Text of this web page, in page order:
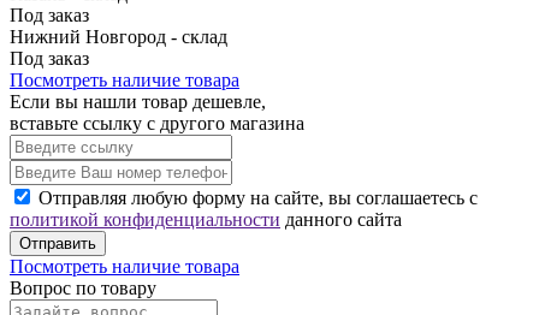
Под заказ
Нижний Новгород - склад
Под заказ
Посмотреть наличие товара
Если вы нашли товар дешевле,
вставьте ссылку с другого магазина
Отправляя любую форму на сайте, вы соглашаетесь с
политикой конфиденциальности данного сайта
Отправить
Посмотреть наличие товара
Вопрос по товару